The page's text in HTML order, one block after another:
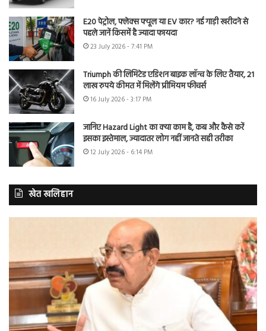
E20 पेट्रोल, फ्लेक्स फ्यूल या EV कार? नई गाड़ी खरीदने से
पहले जानें किसमें है ज्यादा फायदा
23 July 2026 - 7:41 PM
Triumph की लिमिटेड एडिशन बाइक लॉन्च के लिए तैयार, 21
लाख रुपये कीमत में मिलेंगे प्रीमियम फीचर्स
16 July 2026 - 3:17 PM
जानिए Hazard Light का क्या काम है, कब और कैसे करें
इसका इस्तेमाल, ज्यादातर लोग नहीं जानते सही तरीका
12 July 2026 - 6:14 PM
खेत खलिहान